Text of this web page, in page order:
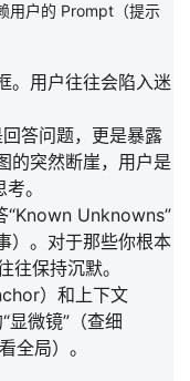
户的 Prompt（提示
。用户往往会陷入迷
答问题，更是暴露
的突然断崖，用户是
。
“Known Unknowns”
）。对于那些你根本
保持沉默。
）和上下文
微镜”（查细
全局）。